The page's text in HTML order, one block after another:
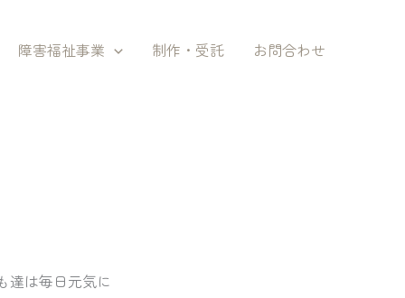
障害福祉事業 制作・受託 お問合わせ
達は毎日元気に